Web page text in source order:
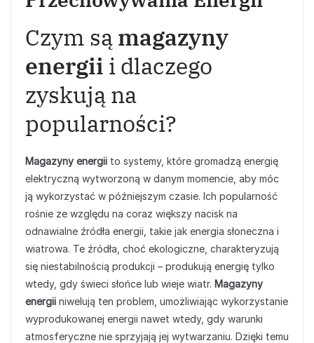
Czym sąmagazyny
energii i dlaczego
zyskują na
popularności?
Magazyny energii to systemy, które gromadzą energię
elektryczną wytworzoną w danym momencie, aby móc
ją wykorzystać w późniejszym czasie. Ich popularność
rośnie ze względu na coraz większy nacisk na
odnawialne źródła energii, takie jak energia słoneczna i
wiatrowa. Te źródła, choć ekologiczne, charakteryzują
się niestabilnością produkcji – produkują energię tylko
wtedy, gdy świeci słońce lub wieje wiatr. Magazyny
energii niwelują ten problem, umożliwiając wykorzystanie
wyprodukowanej energii nawet wtedy, gdy warunki
atmosferyczne nie sprzyjają jej wytwarzaniu. Dzięki temu